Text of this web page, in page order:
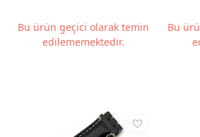
Bu ürün geçici olarak temin
edilememektedir.
Bu